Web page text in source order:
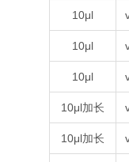
10μl
10μl
10μl
10μl加长
10μl加长